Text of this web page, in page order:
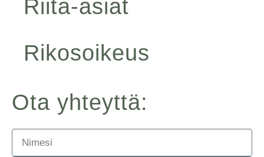
Riita-asiat
Rikosoikeus
Ota yhteyttä:
Nimi